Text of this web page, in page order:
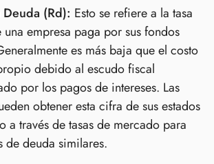
(Rd): Esto se refiere a la tasa
empresa paga por sus fondos
es más baja que el costo
debido al escudo fiscal
por los pagos de intereses. Las
obtener esta cifra de sus estados
a través de tasas de mercado para
de deuda similares.